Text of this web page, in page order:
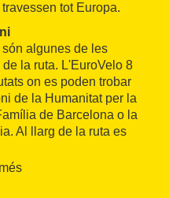
tot Europa.
algunes de les
la ruta. L'EuroVelo 8
on es poden trobar
de la Humanitat per la
de Barcelona o la
Al llarg de la ruta es
mariner no te'n